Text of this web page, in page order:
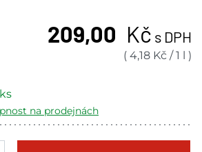
209,00 Kč s DPH
( 4,18 Kč /1 l )
ks
na prodejnách